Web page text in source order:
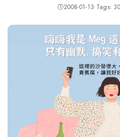
2008-01-13 Tags: